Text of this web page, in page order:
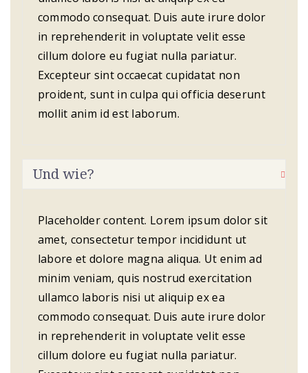
commodo consequat. Duis aute irure dolor
in reprehenderit in voluptate velit esse
cillum dolore eu fugiat nulla pariatur.
Excepteur sint occaecat cupidatat non
proident, sunt in culpa qui officia deserunt
mollit anim id est laborum.
Und wie?
Placeholder content. Lorem ipsum dolor sit
amet, consectetur tempor incididunt ut
labore et dolore magna aliqua. Ut enim ad
minim veniam, quis nostrud exercitation
ullamco laboris nisi ut aliquip ex ea
commodo consequat. Duis aute irure dolor
in reprehenderit in voluptate velit esse
cillum dolore eu fugiat nulla pariatur.